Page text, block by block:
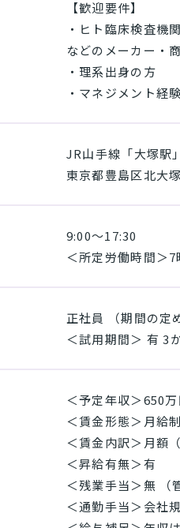
【歓迎要件】
・ヒト臨床検査機
などのメーカー・
・理系出身の方
・マネジメント経
JR山手線「大塚駅
東京都豊島区北大
9:00～17:30
＜所定労働時間＞7
正社員 （期間の定
＜試用期間＞ 有 3
＜予定年収＞650
＜賃金形態＞月給制
＜賃金内訳＞月額
＜昇給有無＞有
＜残業手当＞無 （
＜通勤手当＞会社